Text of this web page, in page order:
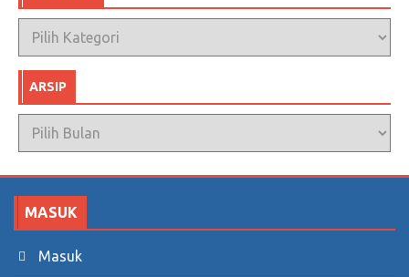
Kategori
ARSIP
Arsip
MASUK
Masuk